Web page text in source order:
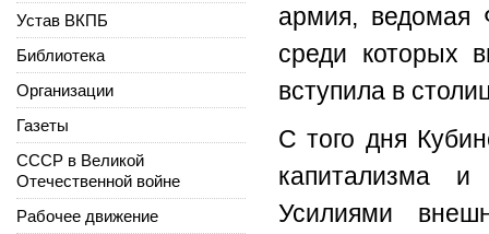
армия, ведомая
среди которых
вступила в
С того дня
капитализма и
Усилиями
Устав ВКПБ
Библиотека
Организации
Газеты
СССР в Великой
Отечественной войне
Рабочее движение